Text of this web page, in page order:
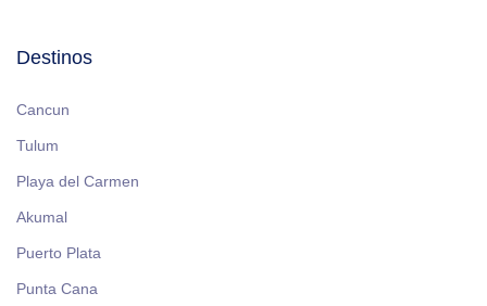
Destinos
Cancun
Tulum
Playa del Carmen
Akumal
Puerto Plata
Punta Cana